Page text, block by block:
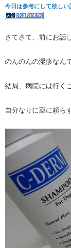
今日は参考にして欲しい
さてさて、前にお話
のんのんの湿疹なん
結局、病院には行く
自分なりに薬に頼ら